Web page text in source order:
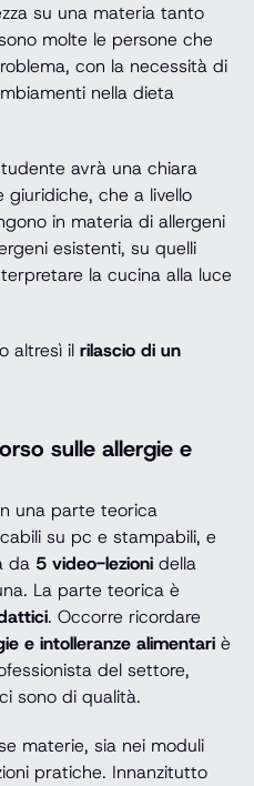
su una materia tanto
molte le persone che
con la necessità di
nella dieta
avrà una chiara
giuridiche, che a livello
in materia di allergeni
esistenti, su quelli
la cucina alla luce
altresì il rilascio di un
sulle allergie e
una parte teorica
su pc e stampabili, e
da 5 video-lezioni della
La parte teorica è
. Occorre ricordare
e intolleranze alimentari è
del settore,
sono di qualità.
materie, sia nei moduli
pratiche. Innanzitutto